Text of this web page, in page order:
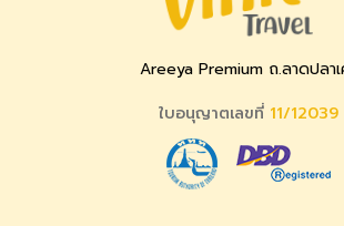
Areeya Premium ถ.ลาดปลาเ
ใบอนุญาตเลขที่ 11/12039